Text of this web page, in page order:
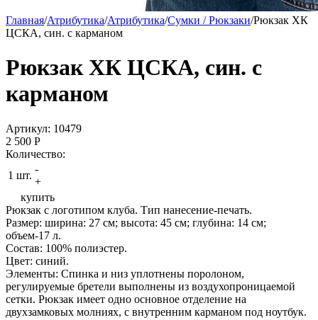
Главная/Атрибутика/Атрибутика/Сумки / Рюкзаки/Рюкзак ХК
ЦСКА, син. с карманом
Рюкзак ХК ЦСКА, син. с
карманом
Артикул: 10479
2 500 P
Количество:
1 шт.
-
+
купить
Рюкзак с логотипом клуба. Тип нанесение-печать.
Размер: ширина: 27 см; высота: 45 см; глубина: 14 см;
объем-17 л.
Состав: 100% полиэстер.
Цвет: синий.
Элементы: Спинка и низ уплотнены поролоном,
регулируемые бретели выполнены из воздухопроницаемой
сетки. Рюкзак имеет одно основное отделение на
двухзамковых молниях, с внутренним карманом под ноутбук.